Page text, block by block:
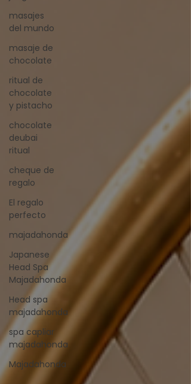
masajes
del mundo
masaje de
chocolate
ritual de
chocolate
y pistacho
chocolate
deubai
ritual
cheque de
regalo
El regalo
perfecto
majadahonda
Japanese
Head Spa
Majadahonda
Head spa
majadahonda
spa capliar
majadahonda
Majadahonda